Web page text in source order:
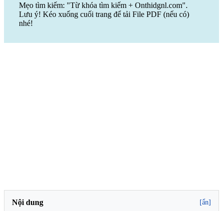
Mẹo tìm kiếm: "Từ khóa tìm kiếm + Onthidgnl.com".
Lưu ý! Kéo xuống cuối trang để tải File PDF (nếu có)
nhé!
Nội dung [ẩn]